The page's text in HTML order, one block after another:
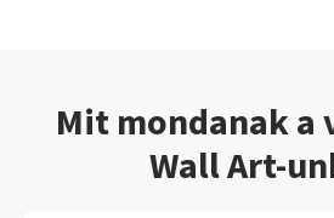
Mit mondanak a
Wall Art-